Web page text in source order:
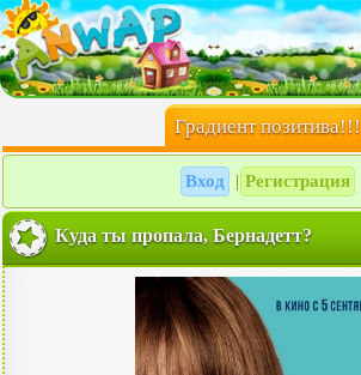
Градиент позитива!!!
Вход Регистрация
Куда ты пропала, Бернадетт?